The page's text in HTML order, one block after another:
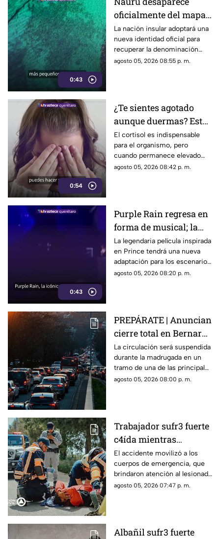
0:43
oficialmente del mapa:
el pequeño país cambia
de nombre
La nación insular adoptará una
nueva identidad oficial para
recuperar la denominación
utilizada por sus propios
agosto 05, 2026 08:55 p. m.
0:54
¿Te sientes agotado
aunque duermas? Estos
hábitos pueden ayudar
a regular el cortisol
El cortisol es indispensable
para el organismo, pero
cuando permanece elevado
por largos periodos puede
agosto 05, 2026 08:42 p. m.
0:43
Purple Rain regresa en
forma de musical; la
historia de Prince
llegará renovada
La legendaria película inspirada
en Prince tendrá una nueva
adaptación para los escenarios
con un enfoque distinto al de
agosto 05, 2026 08:20 p. m.
PREPÁRATE | Anuncian
cierre total en Bernardo
Quintana; este será el
horario
La circulación será suspendida
durante la madrugada en un
tramo de una de las principales
vialidades de Querétaro.
agosto 05, 2026 08:00 p. m.
Trabajador sufr3 fuerte
c4ída mientras
trabajaba en Guadalupe
La Venta
El accidente movilizó a los
cuerpos de emergencia, que
brindaron atención al lesionado
antes de trasladarlo a un
agosto 05, 2026 07:47 p. m.
Albañil sufr3 fuerte